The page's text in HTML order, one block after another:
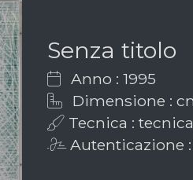
Senza titolo
Anno : 1995
Dimensione :
Tecnica :
Autenticazione